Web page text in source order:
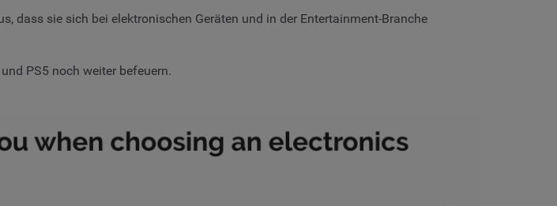
dass sie sich bei elektronischen Geräten und in der Entertainment-Branche
PS5 noch weiter befeuern.